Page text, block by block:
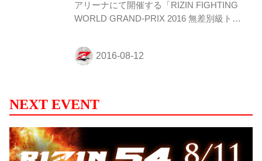
アリーナにて開催する「RIZIN FIGHTING
WORLD GRAND-PRIX 2016 無差別級トー
し、本日榊原信行RIZIN実行委員長のツイ
ッターにて発表された RIZIN 無差別級トー
バリ選手、テオドラス・オークストリス選
手 カール・アルブレックソン選手、ワレン
ティン・モルダフスキー選手の以上5選手
が出場決定です！ #rizinff — NOBUYUKI
SAKAKIBARA (@nobu_sakakibara) 2...
NEXT EVENT